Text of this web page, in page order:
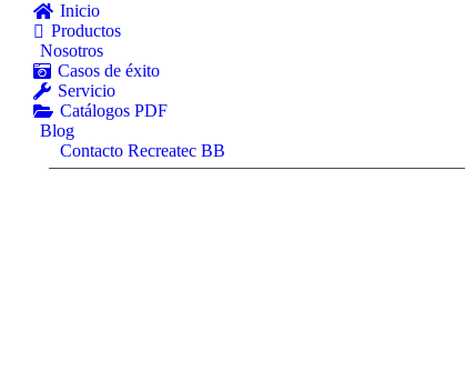
Inicio
Productos
Nosotros
Casos de éxito
Servicio
Catálogos PDF
Blog
Contacto Recreatec BB